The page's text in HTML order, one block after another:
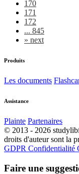
170
171
172
... 845
» next
Produits
Les documents
Assistance
Plainte Partenaires
© 2013 - 2026
droits d'auteur sont la
GDPR Confidentialité
Faire une